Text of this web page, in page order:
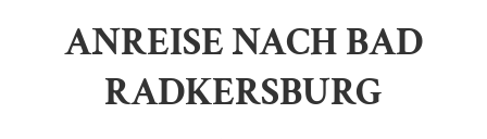
ANREISE NACH BAD
RADKERSBURG